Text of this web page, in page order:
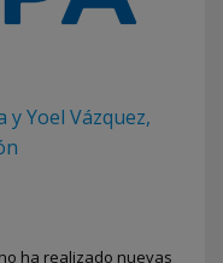
y Yoel Vázquez,
ha realizado nuevas